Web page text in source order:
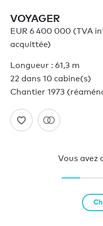
VOYAGER
EUR 6 400 000 (TVA
acquittée)
Longueur : 61,3 m
22 dans 10 cabine(s)
Chantier 1973
Vous avez